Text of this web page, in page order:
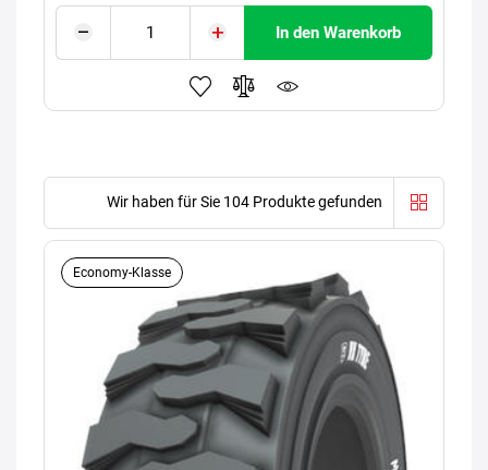
In den Warenkorb
Wir haben für Sie 104 Produkte gefunden
Economy-Klasse